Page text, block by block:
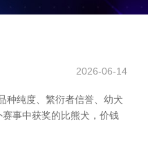
2026-06-14
种纯度、繁衍者信誉、幼犬
事中获奖的比熊犬，价钱